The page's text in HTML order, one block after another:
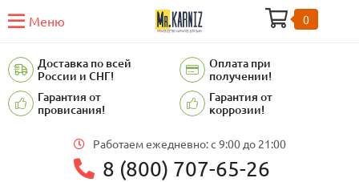
Меню 0
Доставка по всей
России и СНГ!
Оплата при
получении!
Гарантия от
провисания!
Гарантия от
коррозии!
Работаем ежедневно: c 9:00 до 21:00
8 (800) 707-65-26